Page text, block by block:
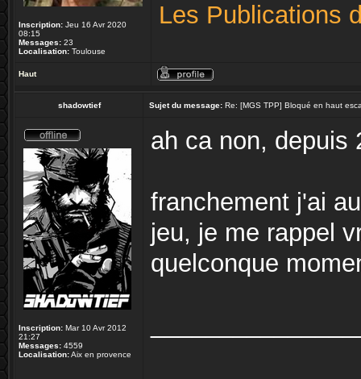
Inscription: Jeu 16 Avr 2020
08:15
Messages: 23
Localisation: Toulouse
Les Publications
Haut
shadowtief Sujet du message: Re: [MGS TPP] Bloqué en haut
Inscription: Mar 10 Avr 2012
21:27
Messages: 4559
Localisation:Aix en provence
ah ca non, depuis
franchement j'ai
jeu, je me rappel
quelconque